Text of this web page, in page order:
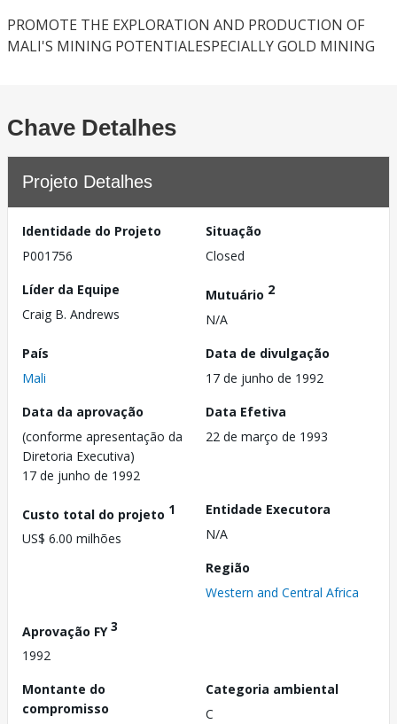
PROMOTE THE EXPLORATION AND PRODUCTION OF
MALI'S MINING POTENTIALESPECIALLY GOLD MINING
Chave Detalhes
Projeto Detalhes
Identidade do Projeto
P001756
Situação
Closed
Líder da Equipe
Craig B. Andrews
Mutuário 2
N/A
País
Mali
Data de divulgação
17 de junho de 1992
Data da aprovação
(conforme apresentação da
Diretoria Executiva)
17 de junho de 1992
Data Efetiva
22 de março de 1993
Custo total do projeto 1
US$ 6.00 milhões
Entidade Executora
N/A
Região
Western and Central Africa
Aprovação FY3
1992
Montante do
compromisso
Categoria ambiental
C